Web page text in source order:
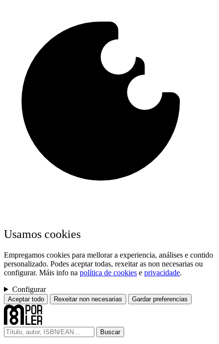
Usamos cookies
Empregamos cookies para mellorar a experiencia, análises e contido
personalizado. Podes aceptar todas, rexeitar as non necesarias ou
configurar. Máis info na política de cookies e privacidade.
Configurar
Aceptar todo Rexeitar non necesarias Gardar preferencias
Buscar